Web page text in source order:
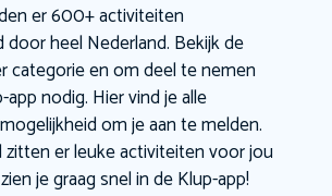
er 600+ activiteiten
door heel Nederland. Bekijk de
categorie en om deel te nemen
nodig. Hier vind je alle
om je aan te melden.
zitten er leuke activiteiten voor jou
je graag snel in de Klup-app!